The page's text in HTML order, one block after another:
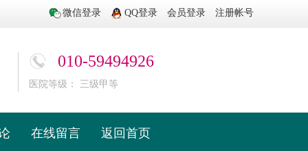
微信登录 QQ登录 会员登录 注册帐号
010-59494926
医院等级： 三级甲等
在线留言 返回首页